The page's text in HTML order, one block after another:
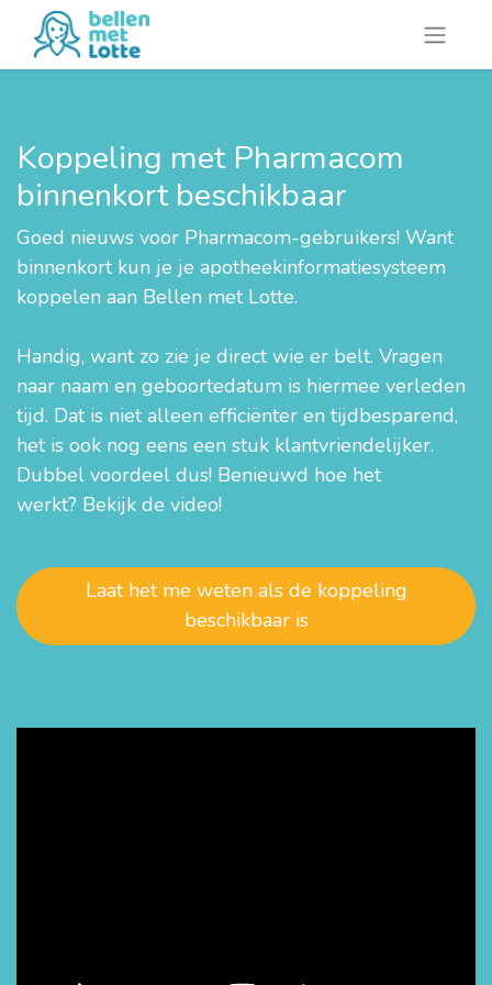
Koppeling met Pharmacom
binnenkort beschikbaar
Goed nieuws voor Pharmacom-gebruikers! Want
binnenkort kun je je apotheekinformatiesysteem
koppelen aan Bellen met Lotte.
Handig, want zo zie je direct wie er belt. Vragen
naar naam en geboortedatum is hiermee verleden
tijd. Dat is niet alleen efficiënter en tijdbesparend,
het is ook nog eens een stuk klantvriendelijker.
Dubbel voordeel dus! Benieuwd hoe het
werkt? Bekijk de video!
Laat het me weten als de koppeling
beschikbaar is